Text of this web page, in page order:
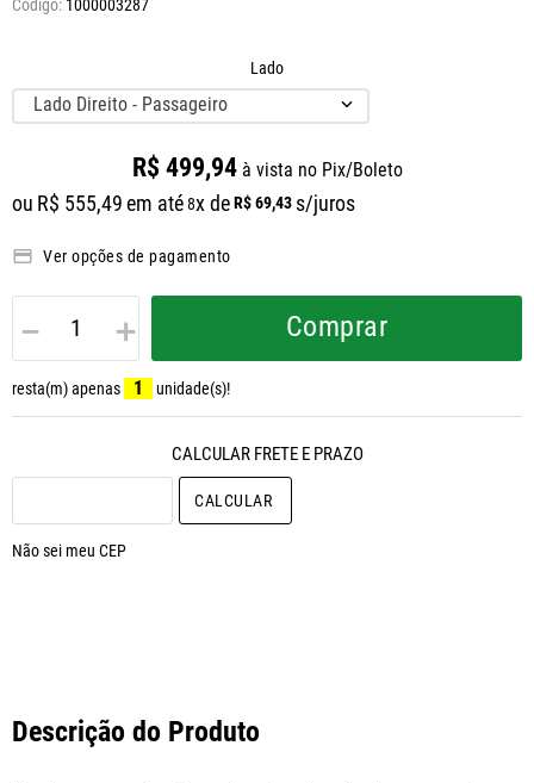
1000003287
Lado
Lado Direito - Passageiro
R$ 499,94à vista no Pix/Boleto
ou R$ 555,49em até8x deR$69,43 s/juros
Ver opções de pagamento
＋
－ Comprar
resta(m) apenas 1 unidade(s)!
Não sei meu CEP
Descrição do Produto